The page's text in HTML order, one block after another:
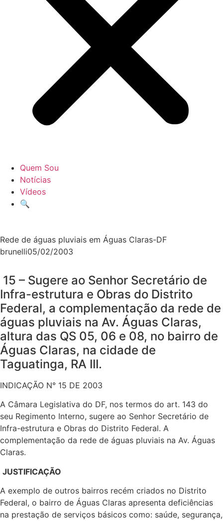
Quem Sou
Notícias
Vídeos
🔍
Rede de águas pluviais em Águas Claras-DF
brunelli05/02/2003
15 – Sugere ao Senhor Secretário de
Infra-estrutura e Obras do Distrito
Federal, a complementação da rede de
águas pluviais na Av. Águas Claras,
altura das QS 05, 06 e 08, no bairro de
Águas Claras, na cidade de
Taguatinga, RA III.
INDICAÇÃO N° 15 DE 2003
A Câmara Legislativa do DF, nos termos do art. 143 do
seu Regimento Interno, sugere ao Senhor Secretário de
Infra-estrutura e Obras do Distrito Federal. A
complementação da rede de águas pluviais na Av. Águas
Claras.
JUSTIFICAÇÃO
A exemplo de outros bairros recém criados no Distrito
Federal, o bairro de Águas Claras apresenta deficiências
na prestação de serviços básicos como: saúde, segurança,